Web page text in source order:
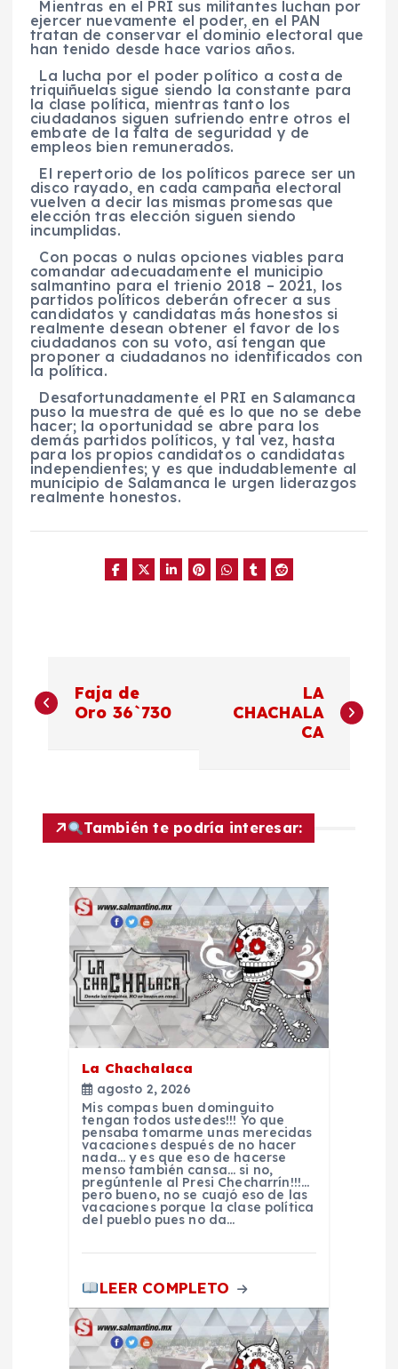
Mientras en el PRI sus militantes luchan por
ejercer nuevamente el poder, en el PAN
tratan de conservar el dominio electoral que
han tenido desde hace varios años.
La lucha por el poder político a costa de
triquiñuelas sigue siendo la constante para
la clase política, mientras tanto los
ciudadanos siguen sufriendo entre otros el
embate de la falta de seguridad y de
empleos bien remunerados.
El repertorio de los políticos parece ser un
disco rayado, en cada campaña electoral
vuelven a decir las mismas promesas que
elección tras elección siguen siendo
incumplidas.
Con pocas o nulas opciones viables para
comandar adecuadamente el municipio
salmantino para el trienio 2018 – 2021, los
partidos políticos deberán ofrecer a sus
candidatos y candidatas más honestos si
realmente desean obtener el favor de los
ciudadanos con su voto, así tengan que
proponer a ciudadanos no identificados con
la política.
Desafortunadamente el PRI en Salamanca
puso la muestra de qué es lo que no se debe
hacer; la oportunidad se abre para los
demás partidos políticos, y tal vez, hasta
para los propios candidatos o candidatas
independientes; y es que indudablemente al
municipio de Salamanca le urgen liderazgos
realmente honestos.
a
e
g
Faja de
Oro 36`730
LA
CHACHALA
CA
También te podría interesar:
La Chachalaca
agosto 2, 2026
Mis compas buen dominguito
tengan todos ustedes!!! Yo que
pensaba tomarme unas merecidas
vacaciones después de no hacer
nada… y es que eso de hacerse
menso también cansa… si no,
pregúntenle al Presi Checharrín!!!…
pero bueno, no se cuajó eso de las
vacaciones porque la clase política
del pueblo pues no da…
LEER COMPLETO